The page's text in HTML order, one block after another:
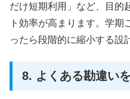
だけ短期利用」など、目的
ト効率が高まります。学期
ったら段階的に縮小する設
8. よくある勘違い